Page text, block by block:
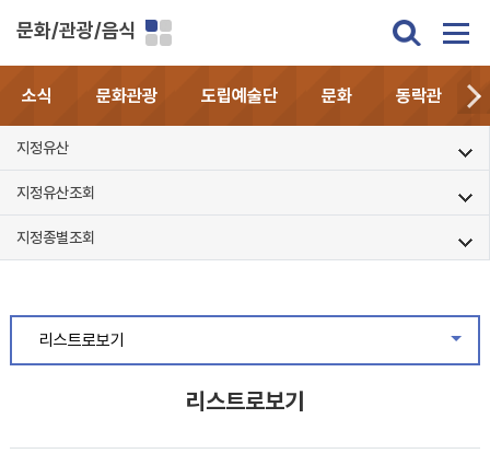
문화/관광/음식
소식 문화관광 도립예술단 문화 동락관
지정유산
지정유산조회
지정종별조회
리스트로보기
리스트로보기